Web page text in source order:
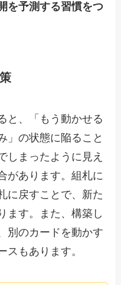
を予測する習慣をつ
と、「もう動かせる
」の状態に陥ること
しまったように見え
があります。組札に
に戻すことで、新た
ます。また、構築し
別のカードを動かす
スもあります。